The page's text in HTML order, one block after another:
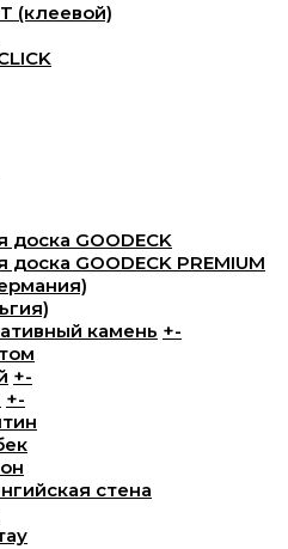
(клеевой)
доска GOODECK
доска GOODECK PREMIUM
камень +-
+-
+-
стена